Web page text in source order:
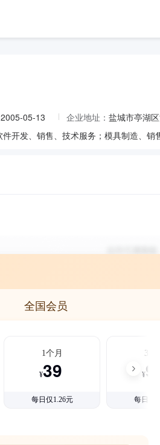
2005-05-13 企业地址： 盐城市亭湖
全国会员
1个月
¥39
每日仅1.26元
3个月
¥99
每日仅